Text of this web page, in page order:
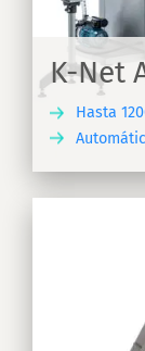
K-Net
Hasta